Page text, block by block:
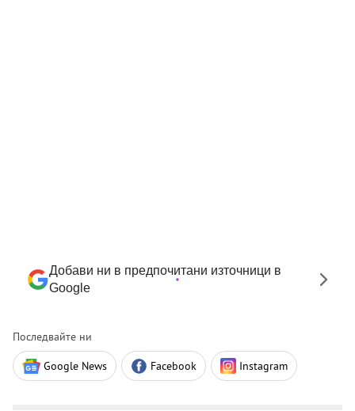
Добави ни в предпочитани източници в
Google
Последвайте ни
Google News Facebook Instagram